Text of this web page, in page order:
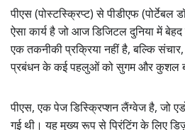
पीएस (पोस्टस्क्रिप्ट) से पीडीएफ (पोर्टेबल
ऐसा कार्य है जो आज डिजिटल दुनिया में बेहद
एक तकनीकी प्रक्रिया नहीं है, बल्कि
प्रबंधन के कई पहलुओं को सुगम और कुशल
पीएस, एक पेज डिस्क्रिप्शन लैंग्वेज है, जो
गई थी। यह मुख्य रूप से प्रिंटिंग के लिए